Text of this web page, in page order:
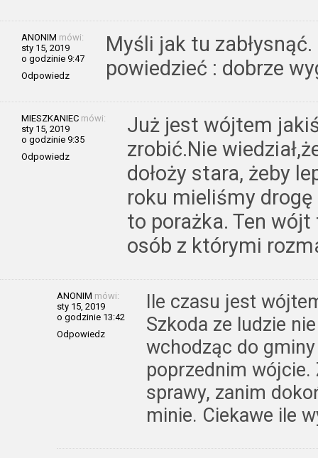
ANONIM mówi:
sty 15, 2019
o godzinie 9:47
Odpowiedz
Myśli jak tu
powiedzieć : dobrze
MIESZKANIEC mówi:
sty 15, 2019
o godzinie 9:35
Odpowiedz
Już jest wójtem
zrobić.Nie
dołoży stara, żeby
roku mieliśmy
to porażka. Ten wójt
osób z którymi
ANONIM mówi:
sty 15, 2019
o godzinie 13:42
Odpowiedz
Ile czasu jest
Szkoda ze ludzie
wchodząc do
poprzednim
sprawy, zanim
minie. Ciekawe ile